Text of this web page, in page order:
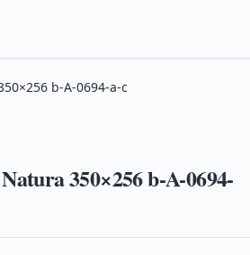
b-A-0694-a-c
350×256 b-A-0694-